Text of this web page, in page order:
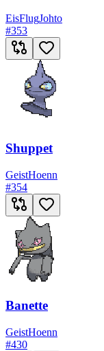
EisFlugJohto
#353
Shuppet
GeistHoenn
#354
Banette
GeistHoenn
#430